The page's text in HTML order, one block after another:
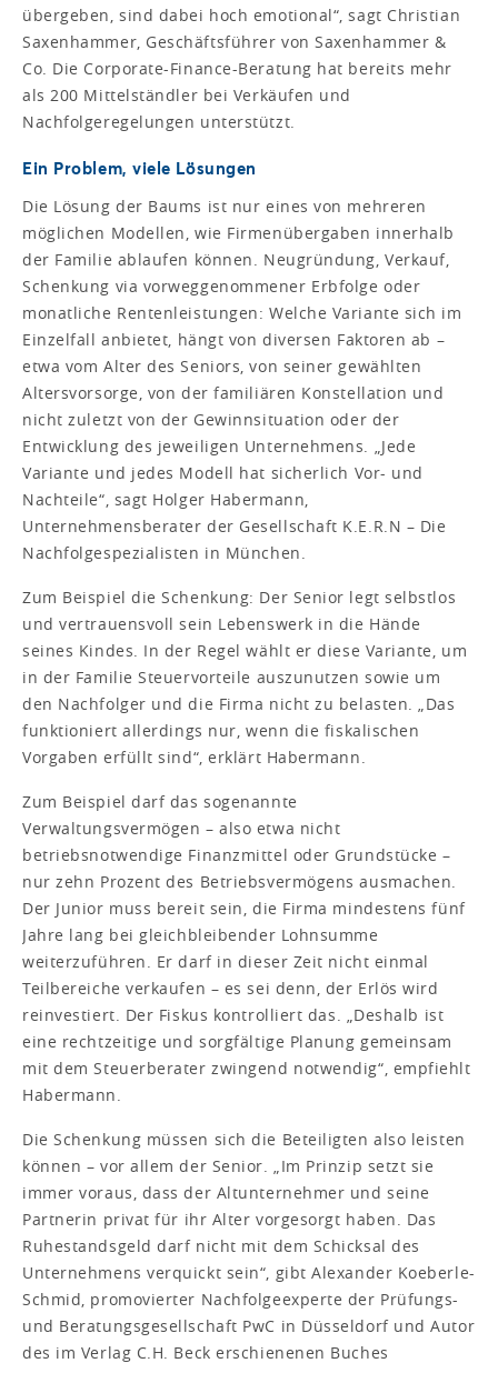
übergeben, sind dabei hoch emotional“, sagt Christian
Saxenhammer, Geschäftsführer von Saxenhammer &
Co. Die Corporate-Finance-Beratung hat bereits mehr
als 200 Mittelständler bei Verkäufen und
Nachfolgeregelungen unterstützt.
Ein Problem, viele Lösungen
Die Lösung der Baums ist nur eines von mehreren
möglichen Modellen, wie Firmenübergaben innerhalb
der Familie ablaufen können. Neugründung, Verkauf,
Schenkung via vorweggenommener Erbfolge oder
monatliche Rentenleistungen: Welche Variante sich im
Einzelfall anbietet, hängt von diversen Faktoren ab –
etwa vom Alter des Seniors, von seiner gewählten
Altersvorsorge, von der familiären Konstellation und
nicht zuletzt von der Gewinnsituation oder der
Entwicklung des jeweiligen Unternehmens. „Jede
Variante und jedes Modell hat sicherlich Vor- und
Nachteile“, sagt Holger Habermann,
Unternehmensberater der Gesellschaft K.E.R.N – Die
Nachfolgespezialisten in München.
Zum Beispiel die Schenkung: Der Senior legt selbstlos
und vertrauensvoll sein Lebenswerk in die Hände
seines Kindes. In der Regel wählt er diese Variante, um
in der Familie Steuervorteile auszunutzen sowie um
den Nachfolger und die Firma nicht zu belasten. „Das
funktioniert allerdings nur, wenn die fiskalischen
Vorgaben erfüllt sind“, erklärt Habermann.
Zum Beispiel darf das sogenannte
Verwaltungsvermögen – also etwa nicht
betriebsnotwendige Finanzmittel oder Grundstücke –
nur zehn Prozent des Betriebsvermögens ausmachen.
Der Junior muss bereit sein, die Firma mindestens fünf
Jahre lang bei gleichbleibender Lohnsumme
weiterzuführen. Er darf in dieser Zeit nicht einmal
Teilbereiche verkaufen – es sei denn, der Erlös wird
reinvestiert. Der Fiskus kontrolliert das. „Deshalb ist
eine rechtzeitige und sorgfältige Planung gemeinsam
mit dem Steuerberater zwingend notwendig“, empfiehlt
Habermann.
Die Schenkung müssen sich die Beteiligten also leisten
können – vor allem der Senior. „Im Prinzip setzt sie
immer voraus, dass der Altunternehmer und seine
Partnerin privat für ihr Alter vorgesorgt haben. Das
Ruhestandsgeld darf nicht mit dem Schicksal des
Unternehmens verquickt sein“, gibt Alexander Koeberle-
Schmid, promovierter Nachfolgeexperte der Prüfungs-
und Beratungsgesellschaft PwC in Düsseldorf und Autor
des im Verlag C.H. Beck erschienenen Buches